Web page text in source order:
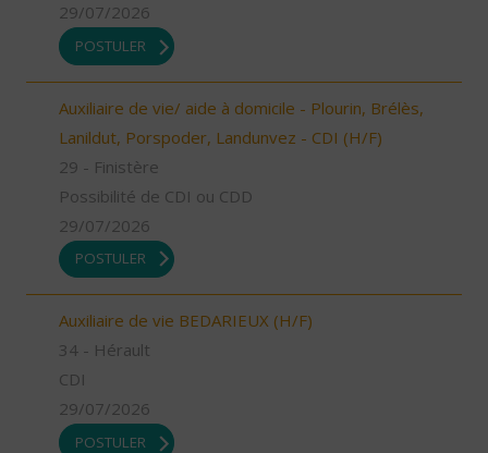
29/07/2026
POSTULER
Auxiliaire de vie/ aide à domicile - Plourin, Brélès,
Lanildut, Porspoder, Landunvez - CDI (H/F)
29 - Finistère
Possibilité de CDI ou CDD
29/07/2026
POSTULER
Auxiliaire de vie BEDARIEUX (H/F)
34 - Hérault
CDI
29/07/2026
POSTULER